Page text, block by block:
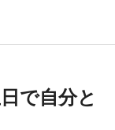
で自分と